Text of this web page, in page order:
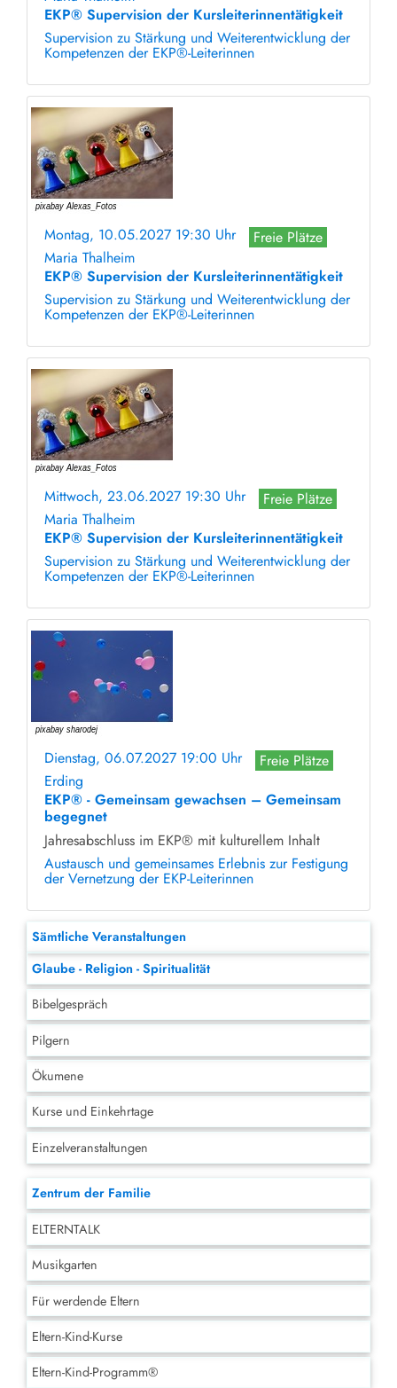
EKP® Supervision der Kursleiterinnentätigkeit
Supervision zu Stärkung und Weiterentwicklung der
Kompetenzen der EKP®-Leiterinnen
Montag, 10.05.2027 19:30 Uhr
Freie Plätze
Maria Thalheim
EKP® Supervision der Kursleiterinnentätigkeit
Supervision zu Stärkung und Weiterentwicklung der
Kompetenzen der EKP®-Leiterinnen
Mittwoch, 23.06.2027 19:30 Uhr
Freie Plätze
Maria Thalheim
EKP® Supervision der Kursleiterinnentätigkeit
Supervision zu Stärkung und Weiterentwicklung der
Kompetenzen der EKP®-Leiterinnen
Dienstag, 06.07.2027 19:00 Uhr
Freie Plätze
Erding
EKP® - Gemeinsam gewachsen – Gemeinsam
begegnet
Jahresabschluss im EKP® mit kulturellem Inhalt
Austausch und gemeinsames Erlebnis zur Festigung
der Vernetzung der EKP-Leiterinnen
Sämtliche Veranstaltungen
Glaube - Religion - Spiritualität
Bibelgespräch
Pilgern
Ökumene
Kurse und Einkehrtage
Einzelveranstaltungen
Zentrum der Familie
ELTERNTALK
Musikgarten
Für werdende Eltern
Eltern-Kind-Kurse
Eltern-Kind-Programm®